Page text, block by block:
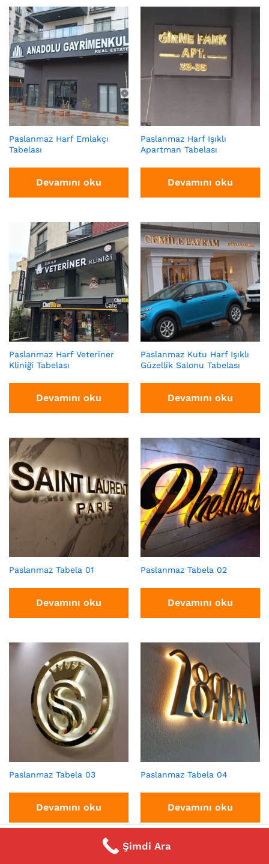
Paslanmaz Harf Emlakçı
Tabelası
Devamını oku
Paslanmaz Harf Işıklı
Apartman Tabelası
Devamını oku
Paslanmaz Harf Veteriner
Kliniği Tabelası
Devamını oku
Paslanmaz Kutu Harf Işıklı
Güzellik Salonu Tabelası
Devamını oku
Paslanmaz Tabela 01
Devamını oku
Paslanmaz Tabela 02
Devamını oku
Paslanmaz Tabela 03
Devamını oku
Paslanmaz Tabela 04
Devamını oku
Category Search
Şimdi Ara